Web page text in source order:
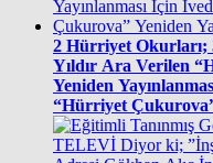
2 Hürriyet Okurları;
Yıldır Ara Verilen
Yeniden
“Hürriyet